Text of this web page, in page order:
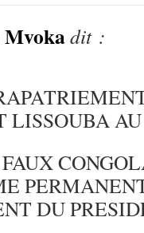
Mvokadit :
LISSOUBA
DU